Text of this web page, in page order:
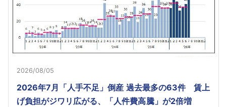
2026/08/05
2026年7月「人手不足」倒産 過去最多の63件 賃上
げ負担がジワリ広がる、「人件費高騰」が2倍増